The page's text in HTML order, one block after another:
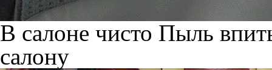
В салоне чисто Пыль
салону